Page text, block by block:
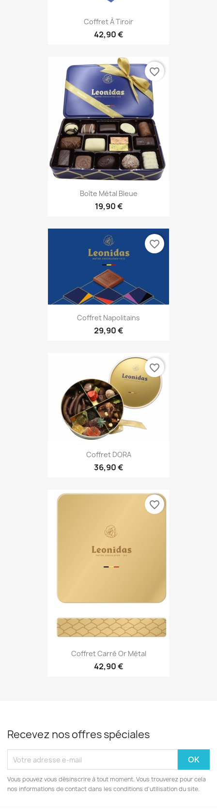
Coffret À Tiroir
42,90 €
Boîte Métal Bleue
19,90 €
favorite_border
Coffret Napolitains
29,90 €
favorite_border
Coffret DORA
36,90 €
favorite_border
Coffret Carré Or Métal
42,90 €
favorite_border
Recevez nos offres spéciales
Vous pouvez vous désinscrire à tout moment. Vous trouverez pour cela
nos informations de contact dans les conditions d'utilisation du site.